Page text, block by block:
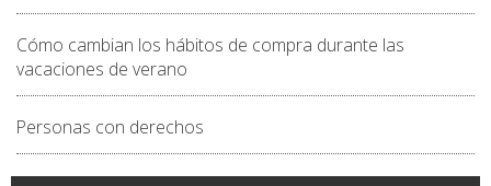
Cómo cambian los hábitos de compra durante las
vacaciones de verano
Personas con derechos